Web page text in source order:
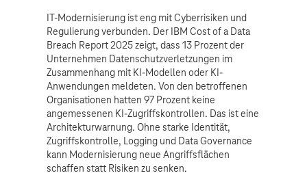
IT-Modernisierung ist eng mit Cyberrisiken und
Regulierung verbunden. Der IBM Cost of a Data
Breach Report 2025 zeigt, dass 13 Prozent der
Unternehmen Datenschutzverletzungen im
Zusammenhang mit KI-Modellen oder KI-
Anwendungen meldeten. Von den betroffenen
Organisationen hatten 97 Prozent keine
angemessenen KI-Zugriffskontrollen. Das ist eine
Architekturwarnung. Ohne starke Identität,
Zugriffskontrolle, Logging und Data Governance
kann Modernisierung neue Angriffsflächen
schaffen statt Risiken zu senken.